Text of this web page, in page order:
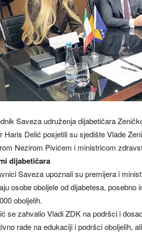
Saveza udruženja dijabetičara
Haris Delić posjetili su sjedište Vlade
Nezirom Pivićem i ministricom
dijabetičara
Saveza upoznali su premijera i
osobe oboljele od dijabetesa,
oboljelih.
se zahvalio Vladi ZDK na podršci i
rade na edukaciji i podršci oboljelih,